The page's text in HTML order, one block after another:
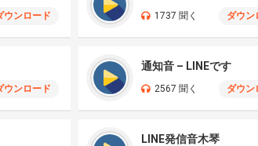
ウンロード 1737 聞く ダウン
ウンロード
通知音 – LINEです
2567 聞く ダウン
LINE発信音木琴